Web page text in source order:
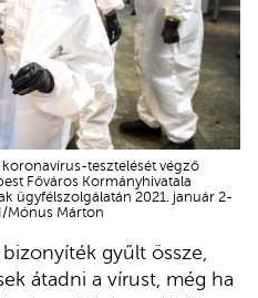
tesztelését végző
Főváros Kormányhivatala
ügyfélszolgálatán 2021. január 2-
Mónus Márton
gyűlt össze,
átadni a vírust, még ha